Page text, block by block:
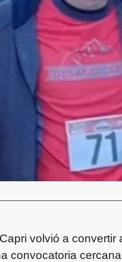
volvió a
convocatoria